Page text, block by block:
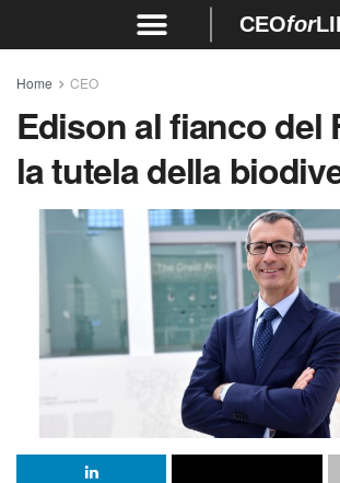
CEOfor
Home CEO
Edison al fianco del
la tutela della